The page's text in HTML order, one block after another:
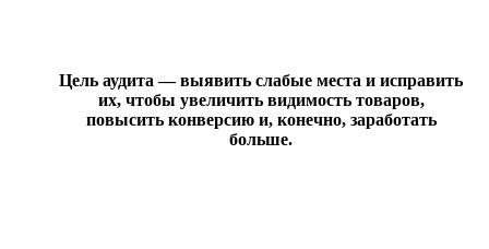
Цель аудита — выявить слабые места и исправить
их, чтобы увеличить видимость товаров,
повысить конверсию и, конечно, заработать
больше.